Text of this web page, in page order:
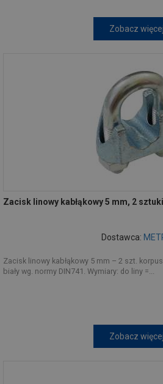
Zobacz więcej
Zacisk linowy kabłąkowy 5 mm, 2
Dostawca:
Zacisk linowy kabłąkowy 5 mm – 2 szt.
biały wg. normy DIN741. Wymiary: do liny =...
Zobacz więcej